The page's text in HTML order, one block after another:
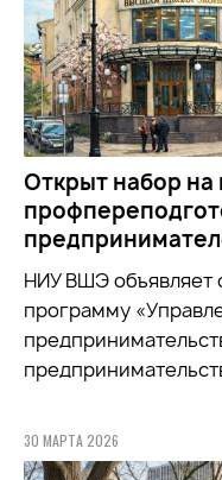
Открыт набор
НИУ ВШЭ объявляет
программу
30 МАРТА 2026